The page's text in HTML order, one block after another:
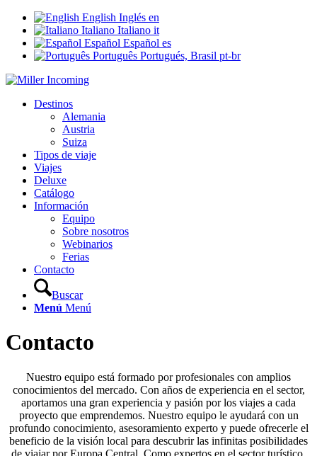
English Inglés en
Italiano Italiano it
Español Español es
Português Portugués, Brasil pt-br
Destinos
Alemania
Austria
Suiza
Tipos de viaje
Viajes
Deluxe
Catálogo
Información
Equipo
Sobre nosotros
Webinarios
Ferias
Contacto
Buscar
Menú Menú
Contacto
Nuestro equipo está formado por profesionales con amplios
conocimientos del mercado. Con años de experiencia en el sector,
aportamos una gran experiencia y pasión por los viajes a cada
proyecto que emprendemos. Nuestro equipo le ayudará con un
profundo conocimiento, asesoramiento experto y puede ofrecerle el
beneficio de la visión local para descubrir las infinitas posibilidades
de viajar por Europa Central. Como expertos en el sector turístico,